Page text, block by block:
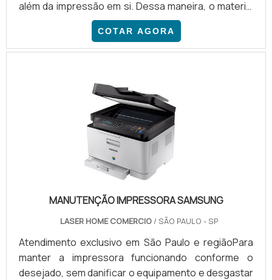
além da impressão em si. Dessa maneira, o material
consegue gerar suporte para serviços de
copiadoras e digitalização de aplicações
específicas. Assim, é possível digitalizar páginas de
além de aparelhos mais equipados, que contam com
fax e telefone. Todas essas atividades agregam
valor na avaliação do custo-benefí.
COTAR AGORA
MANUTENÇÃO IMPRESSORA SAMSUNG
LASER HOME COMERCIO/ SÃO PAULO - SP
Atendimento exclusivo em São Paulo e regiãoPara
manter a impressora funcionando conforme o
desejado, sem danificar o equipamento e desgastar